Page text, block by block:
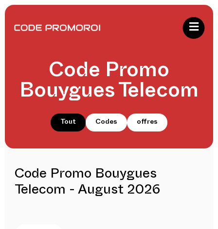
Code Promo
Bouygues Telecom
Tout Codes offres
Code Promo Bouygues
Telecom - August 2026